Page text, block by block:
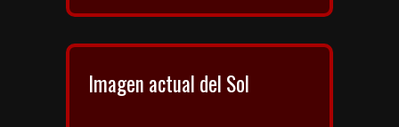
Imagen actual del Sol